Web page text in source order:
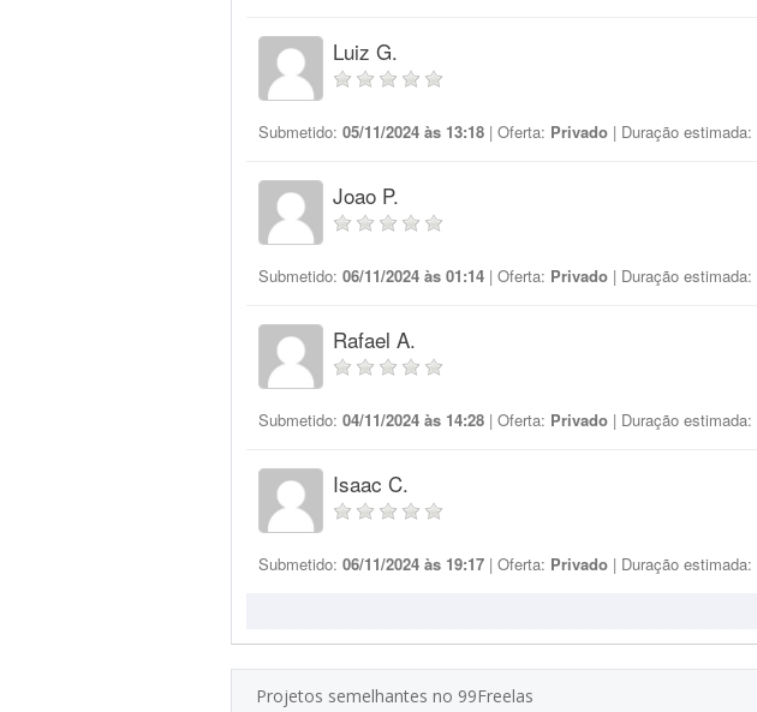
Luiz G.
Submetido: 05/11/2024 às 13:18 | Oferta: Privado | Duração estimada:
Joao P.
Submetido: 06/11/2024 às 01:14 | Oferta: Privado | Duração estimada:
Rafael A.
Submetido: 04/11/2024 às 14:28 | Oferta: Privado | Duração estimada:
Isaac C.
Submetido: 06/11/2024 às 19:17 | Oferta: Privado | Duração estimada:
Projetos semelhantes no 99Freelas